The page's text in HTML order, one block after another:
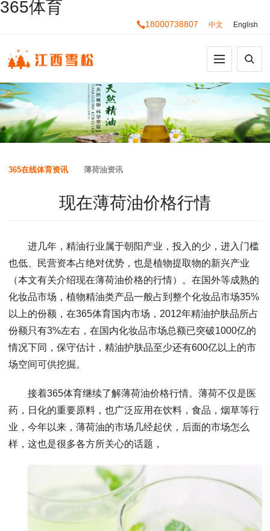
365体育
18000738807 中文 English
365在线体育资讯 薄荷油资讯
现在薄荷油价格行情
进几年，精油行业属于朝阳产业，投入的少，进入门槛
也低、民营资本占绝对优势，也是植物提取物的新兴产业
（本文有关介绍现在薄荷油价格的行情）。在国外等成熟的
化妆品市场，植物精油类产品一般占到整个化妆品市场35%
以上的份额，在365体育国内市场，2012年精油护肤品所占
份额只有3%左右，在国内化妆品市场总额已突破1000亿的
情况下同，保守估计，精油护肤品至少还有600亿以上的市
场空间可供挖掘。
接着365体育继续了解薄荷油价格行情。薄荷不仅是医
药，日化的重要原料，也广泛应用在饮料，食品，烟草等行
业，今年以来，薄荷油的市场几经起伏，后面的市场怎么
样，这也是很多各方所关心的话题，